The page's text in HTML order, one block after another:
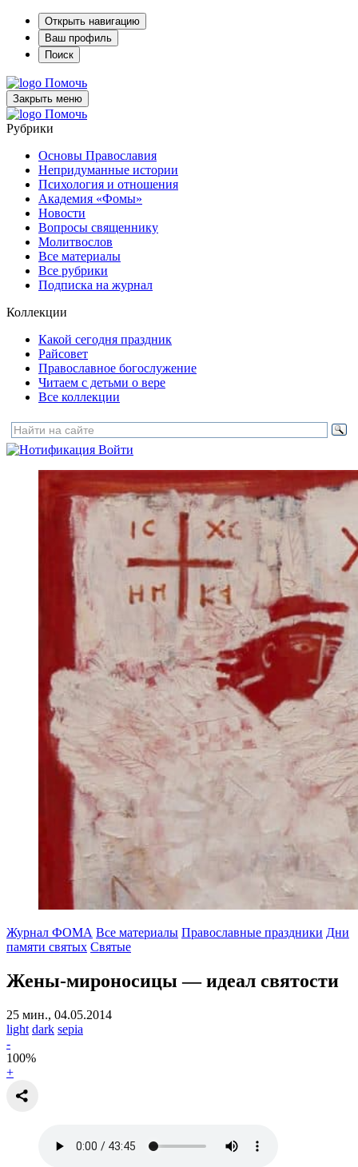
Открыть навигацию
Ваш профиль
Поиск
Помочь
Закрыть меню
Помочь
Рубрики
Основы Православия
Непридуманные истории
Психология и отношения
Академия «Фомы»
Новости
Вопросы священнику
Молитвослов
Все материалы
Все рубрики
Подписка на журнал
Коллекции
Какой сегодня праздник
Райсовет
Православное богослужение
Читаем с детьми о вере
Все коллекции
Войти
Журнал ФОМА Все материалы Православные праздники Дни
памяти святых Святые
Жены-мироносицы — идеал святости
25 мин., 04.05.2014
light dark sepia
-
100%
+